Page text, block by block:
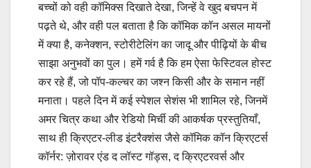
बच्चों को वही कॉमिक्स दिखाते देखा, जिन्हें वे खुद बचपन में
पढ़ते थे, और वही पल बताता है कि कॉमिक कॉन असल मायनों
में क्या है, कनेक्शन, स्टोरीटेलिंग का जादू और पीढ़ियों के बीच
साझा अनुभवों का पुल। हमें गर्व है कि हम ऐसा फेस्टिवल होस्ट
कर रहे हैं, जो पॉप-कल्चर का जश्न किसी और के समान नहीं
मनाता। पहले दिन में कई स्पेशल सेशंस भी शामिल रहे, जिनमें
अमर चित्र कथा और रेडियो मिर्ची की आकर्षक प्रस्तुतियाँ,
साथ ही क्रिएटर-लीड इंटरैक्शंस जैसे कॉमिक कॉन क्रिएटर्स
कॉर्नर: ज़ोरावर एंड द लॉस्ट गॉड्स, द क्रिएटरवर्स और